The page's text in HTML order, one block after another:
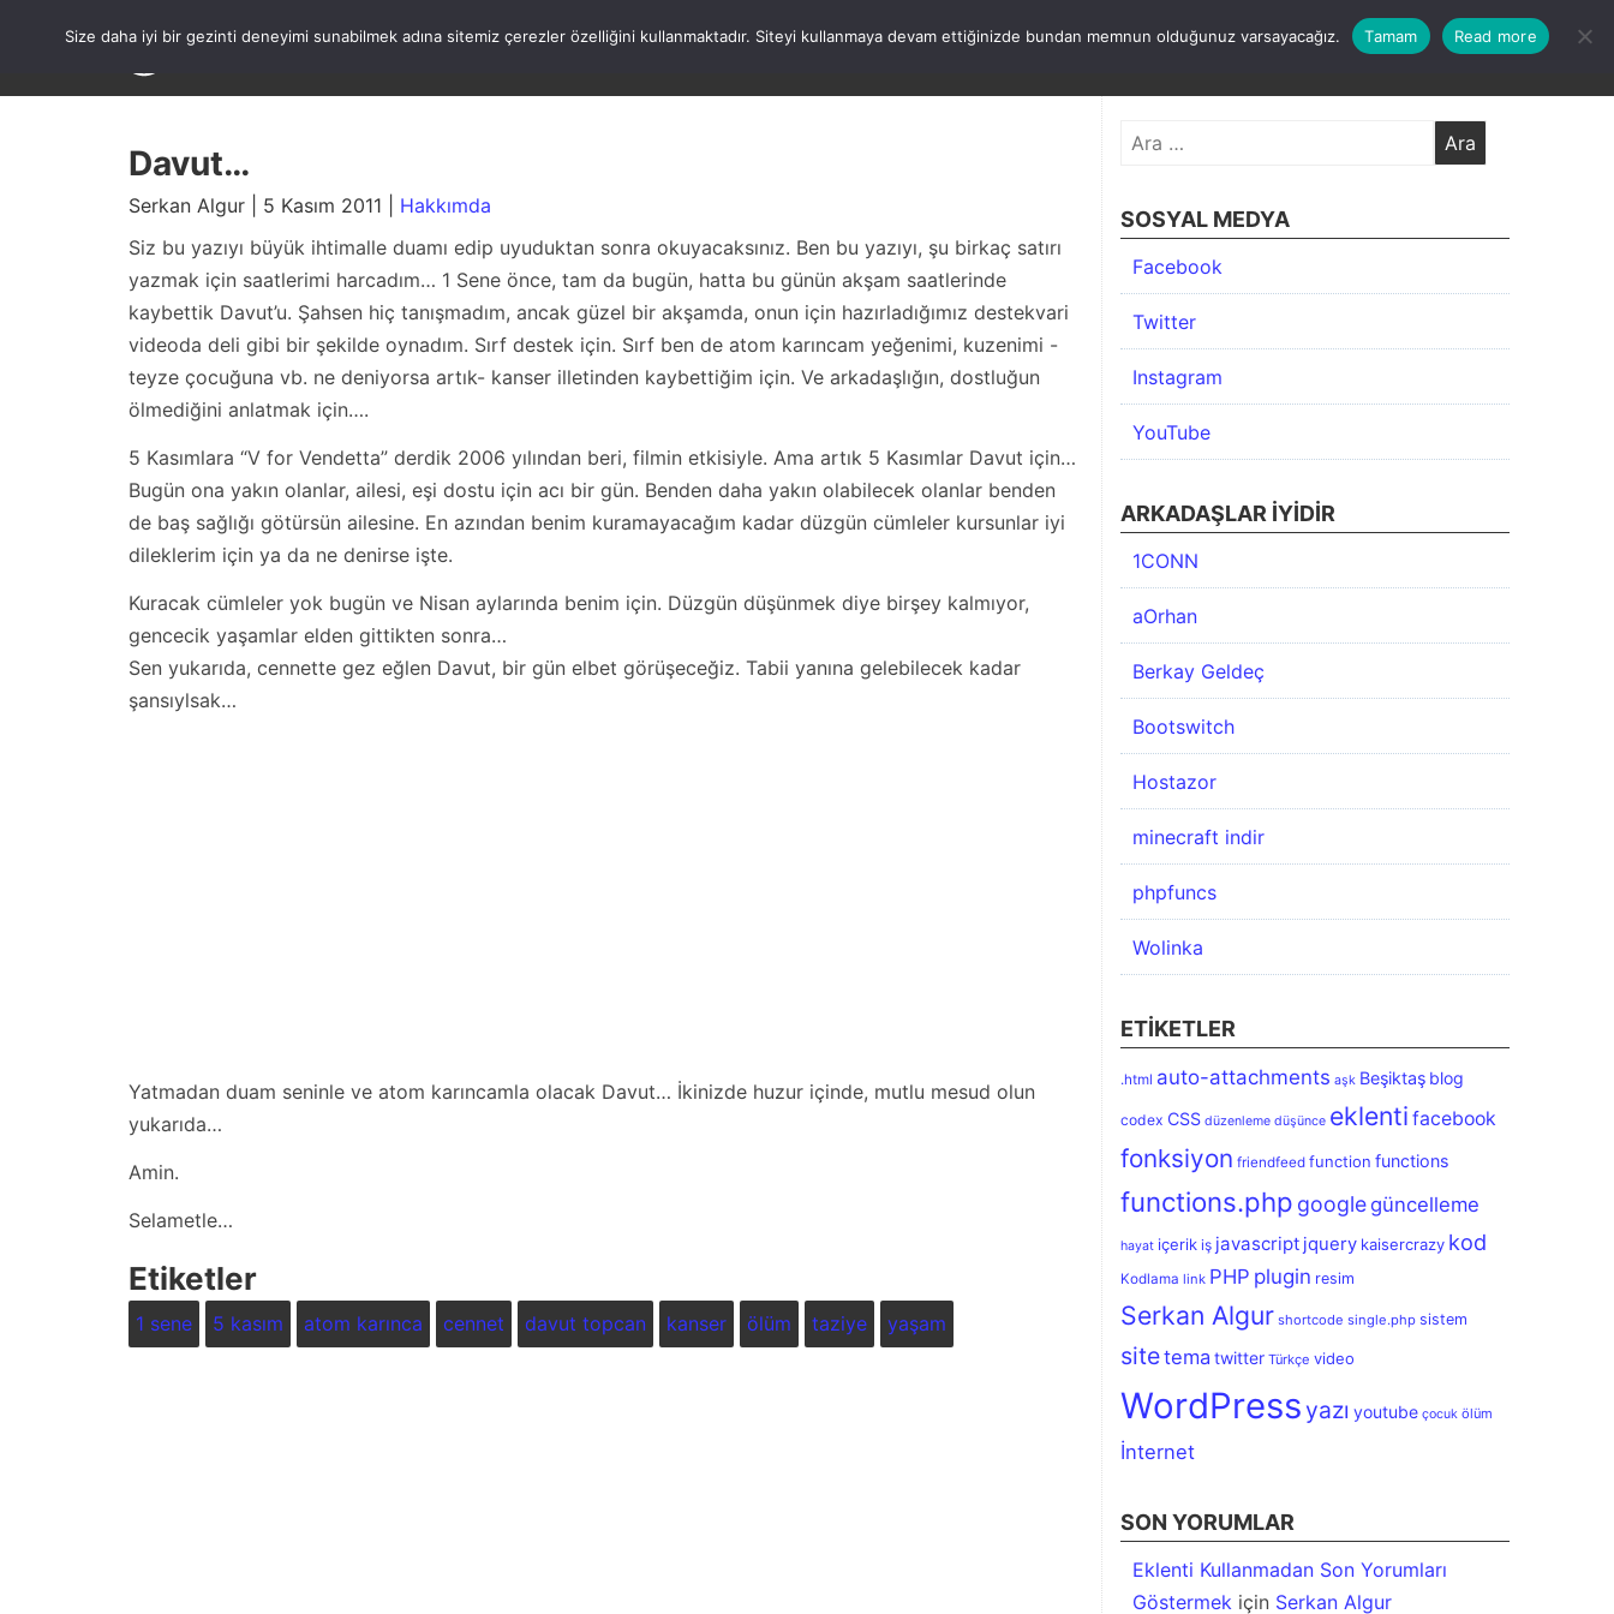
ANASAYFA WORDPRESS ATATÜRK HAKKIMDA KATEGORİLER İLETİŞİM ARŞİV
Davut…
Serkan Algur | 5 Kasım 2011 | Hakkımda
Siz bu yazıyı büyük ihtimalle duamı edip uyuduktan sonra okuyacaksınız. Ben bu yazıyı, şu birkaç satırı
yazmak için saatlerimi harcadım… 1 Sene önce, tam da bugün, hatta bu günün akşam saatlerinde
kaybettik Davut’u. Şahsen hiç tanışmadım, ancak güzel bir akşamda, onun için hazırladığımız destekvari
videoda deli gibi bir şekilde oynadım. Sırf destek için. Sırf ben de atom karıncam yeğenimi, kuzenimi -
teyze çocuğuna vb. ne deniyorsa artık- kanser illetinden kaybettiğim için. Ve arkadaşlığın, dostluğun
ölmediğini anlatmak için….
5 Kasımlara “V for Vendetta” derdik 2006 yılından beri, filmin etkisiyle. Ama artık 5 Kasımlar Davut için…
Bugün ona yakın olanlar, ailesi, eşi dostu için acı bir gün. Benden daha yakın olabilecek olanlar benden
de baş sağlığı götürsün ailesine. En azından benim kuramayacağım kadar düzgün cümleler kursunlar iyi
dileklerim için ya da ne denirse işte.
Kuracak cümleler yok bugün ve Nisan aylarında benim için. Düzgün düşünmek diye birşey kalmıyor,
gencecik yaşamlar elden gittikten sonra…
Sen yukarıda, cennette gez eğlen Davut, bir gün elbet görüşeceğiz. Tabii yanına gelebilecek kadar
şansıylsak…
Yatmadan duam seninle ve atom karıncamla olacak Davut… İkinizde huzur içinde, mutlu mesud olun
yukarıda…
Amin.
Selametle…
Etiketler
1 sene 5 kasım atom karınca cennet davut topcan kanser ölüm taziye yaşam
Arama:
SOSYAL MEDYA
Facebook
Twitter
Instagram
YouTube
ARKADAŞLAR İYIDIR
1CONN
aOrhan
Berkay Geldeç
Bootswitch
Hostazor
minecraft indir
phpfuncs
Wolinka
ETIKETLER
.html auto-attachments aşk Beşiktaş blog
codex CSS düzenleme düşünce eklenti facebook
fonksiyon friendfeed function functions
functions.php googlegüncelleme
hayat içerik iş javascript jquery kaisercrazy kod
Kodlama link PHP plugin resim
Serkan Algur shortcode single.php sistem
sitetema twitter Türkçe video
WordPressyazı youtube çocuk ölüm
İnternet
SON YORUMLAR
Eklenti Kullanmadan Son Yorumları
Göstermekiçin Serkan Algur
Size daha iyi bir gezinti deneyimi sunabilmek adına sitemiz çerezler özelliğini kullanmaktadır. Siteyi kullanmaya devam ettiğinizde bundan memnun olduğunuz varsayacağız. Tamam Read more